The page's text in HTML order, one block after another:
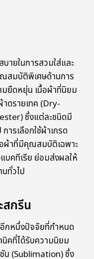
ายในการสวมใส่และ
สมบัติพิเศษด้านการ
มยืดหยุ่น เนื้อผ้าที่นิยม
าดรายเทค (Dry-
ซึ่งแต่ละชนิดมี
ารเลือกใช้ผ้าเกรด
ผ้าที่มีคุณสมบัติเฉพาะ
บคทีเรีย ย่อมส่งผลให้
ทั่วไป
กรีน
กหนึ่งปัจจัยที่กำหนด
คที่ได้รับความนิยม
น (Sublimation) ซึ่ง